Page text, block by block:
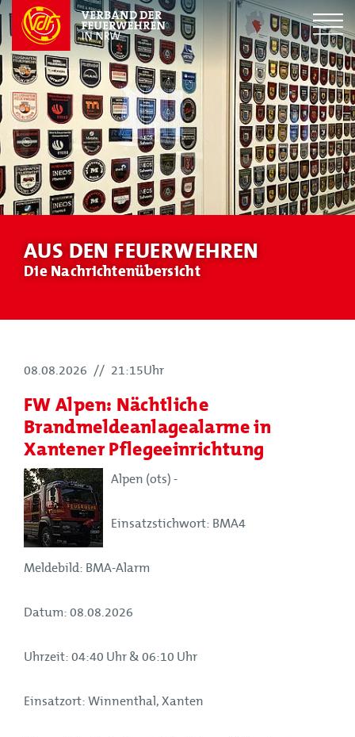
AUS DEN FEUERWEHREN
Die Nachrichtenübersicht
08.08.2026 // 21:15Uhr
FW Alpen: Nächtliche
Brandmeldeanlagealarme in
Xantener Pflegeeinrichtung
Alpen (ots) -
Einsatzstichwort: BMA4
Meldebild: BMA-Alarm
Datum: 08.08.2026
Uhrzeit: 04:40 Uhr & 06:10 Uhr
Einsatzort: Winnenthal, Xanten